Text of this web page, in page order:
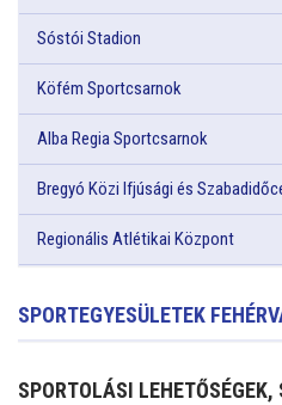
Sóstói Stadion
Köfém Sportcsarnok
Alba Regia Sportcsarnok
Bregyó Közi Ifjúsági és
Regionális Atlétikai Központ
SPORTEGYESÜLETEK
SPORTOLÁSI LEHETŐSÉGEK,